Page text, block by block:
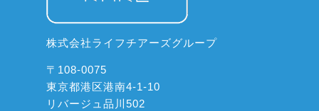
株式会社ライフチアーズグループ
〒108-0075
東京都港区港南4-1-10
リバージュ品川502